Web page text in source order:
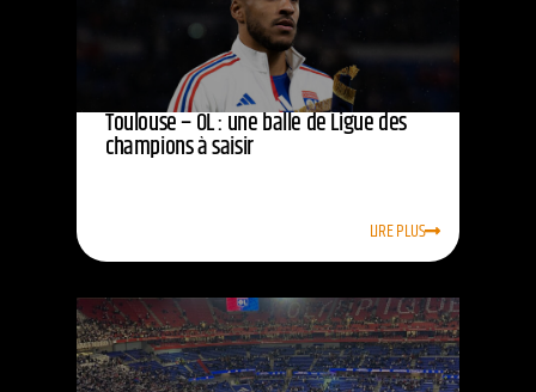
Toulouse – OL : une balle de Ligue des
champions à saisir
LIRE PLUS